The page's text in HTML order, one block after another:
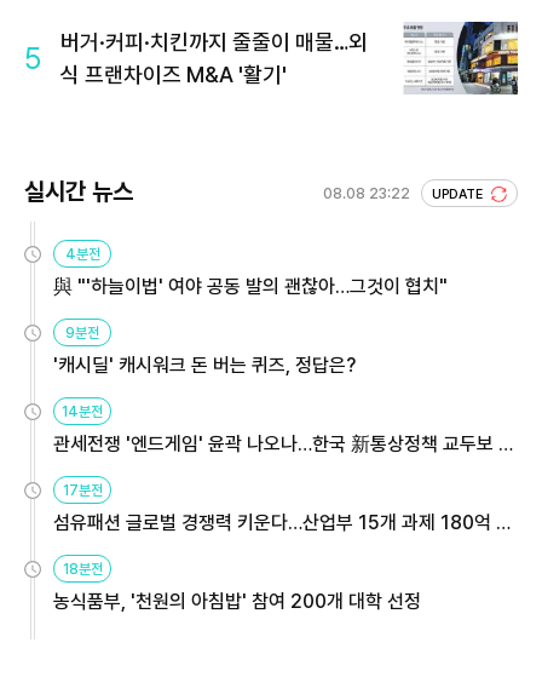
5
버거·커피·치킨까지 줄줄이 매물…외
식 프랜차이즈 M&A '활기'
실시간 뉴스 08.08 23:22 UPDATE
4분전
與 "'하늘이법' 여야 공동 발의 괜찮아…그것이 협치"
9분전
'캐시딜' 캐시워크 돈 버는 퀴즈, 정답은?
14분전
관세전쟁 '엔드게임' 윤곽 나오나…한국 新통상정책 교두보 활
용해야
17분전
섬유패션 글로벌 경쟁력 키운다…산업부 15개 과제 180억 지
원
18분전
농식품부, '천원의 아침밥' 참여 200개 대학 선정